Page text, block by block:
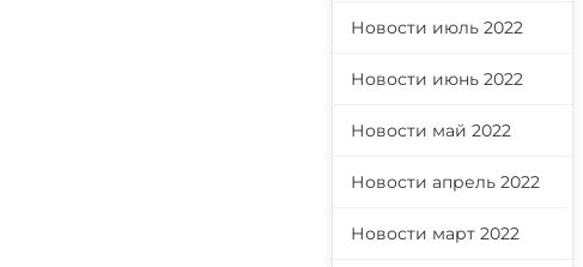
Новости июль 2022
Новости июнь 2022
Новости май 2022
Новости апрель 2022
Новости март 2022